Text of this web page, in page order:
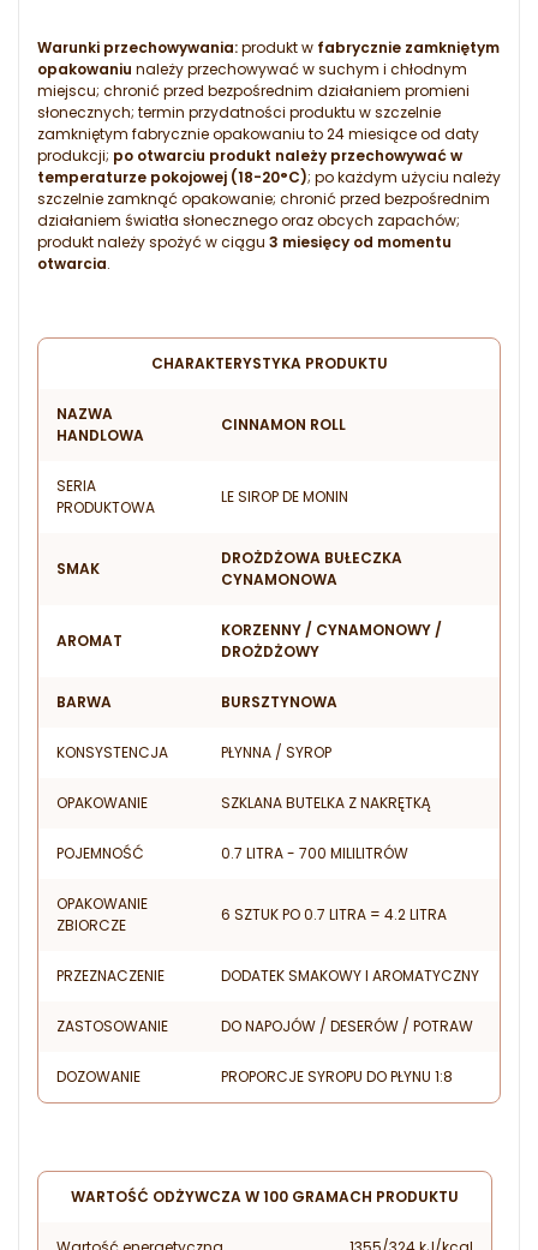
Warunki przechowywania:produkt w fabrycznie zamkniętym
opakowaniu należy przechowywać w suchym i chłodnym
miejscu; chronić przed bezpośrednim działaniem promieni
słonecznych; termin przydatności produktu w szczelnie
zamkniętym fabrycznie opakowaniu to 24 miesiące od daty
produkcji; po otwarciu produkt należy przechowywać w
temperaturze pokojowej (18-20°C); po każdym użyciu należy
szczelnie zamknąć opakowanie; chronić przed bezpośrednim
działaniem światła słonecznego oraz obcych zapachów;
produkt należy spożyć w ciągu 3 miesięcy od momentu
otwarcia.
CHARAKTERYSTYKA PRODUKTU
NAZWA
HANDLOWA
CINNAMON ROLL
SERIA
PRODUKTOWA
LE SIROP DE MONIN
SMAK
DROŻDŻOWA BUŁECZKA
CYNAMONOWA
AROMAT
KORZENNY / CYNAMONOWY /
DROŻDŻOWY
BARWA BURSZTYNOWA
KONSYSTENCJA PŁYNNA / SYROP
OPAKOWANIE SZKLANA BUTELKA Z NAKRĘTKĄ
POJEMNOŚĆ 0.7 LITRA - 700 MILILITRÓW
OPAKOWANIE
ZBIORCZE
6 SZTUK PO 0.7 LITRA = 4.2 LITRA
PRZEZNACZENIE DODATEK SMAKOWY I AROMATYCZNY
ZASTOSOWANIE DO NAPOJÓW / DESERÓW / POTRAW
DOZOWANIE PROPORCJE SYROPU DO PŁYNU 1:8
WARTOŚĆ ODŻYWCZA W 100 GRAMACH PRODUKTU